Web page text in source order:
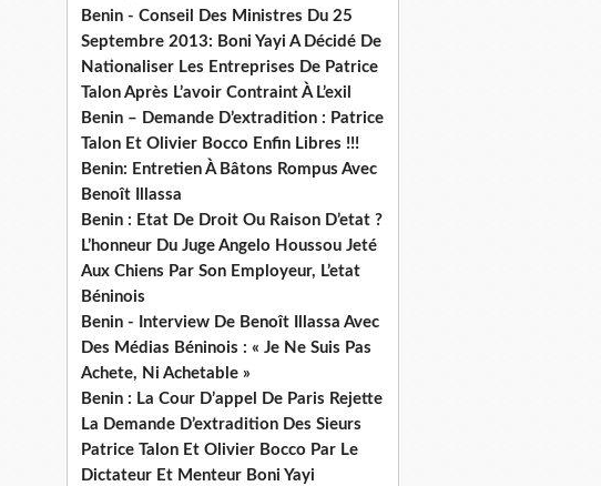
Benin - Conseil Des Ministres Du 25
Septembre 2013: Boni Yayi A Décidé De
Nationaliser Les Entreprises De Patrice
Talon Après L’avoir Contraint À L’exil
Benin – Demande D’extradition : Patrice
Talon Et Olivier Bocco Enfin Libres !!!
Benin: Entretien À Bâtons Rompus Avec
Benoît Illassa
Benin : Etat De Droit Ou Raison D’etat ?
L’honneur Du Juge Angelo Houssou Jeté
Aux Chiens Par Son Employeur, L’etat
Béninois
Benin - Interview De Benoît Illassa Avec
Des Médias Béninois : « Je Ne Suis Pas
Achete, Ni Achetable »
Benin : La Cour D’appel De Paris Rejette
La Demande D’extradition Des Sieurs
Patrice Talon Et Olivier Bocco Par Le
Dictateur Et Menteur Boni Yayi